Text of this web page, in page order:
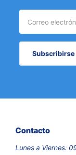
Subscribirse
Contacto
Lunes a Viernes: